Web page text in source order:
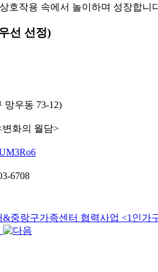
호작용 속에서 놀이하며 성장합니
선 선정)
망우동 73-12)
화의 월담>
6708
중랑구가족센터 협력사업 <1인가